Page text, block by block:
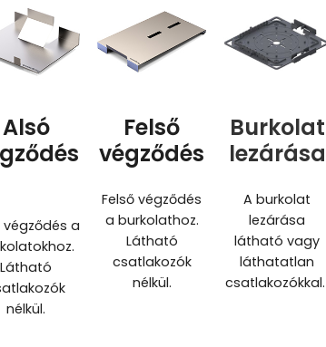
Alsó
végződés a
Látható
nélkül.
Felső
végződés
Felső végződés
a burkolathoz.
Látható
csatlakozók
nélkül.
Burkolat
lezárása
A burkolat
lezárása
látható vagy
láthatatlan
csatlakozókkal.